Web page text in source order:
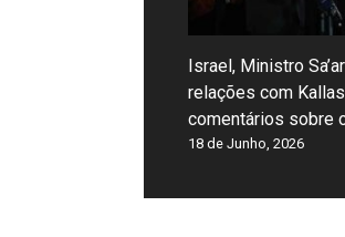
Israel, Ministro
relações com
comentários sobre
18 de Junho, 2026